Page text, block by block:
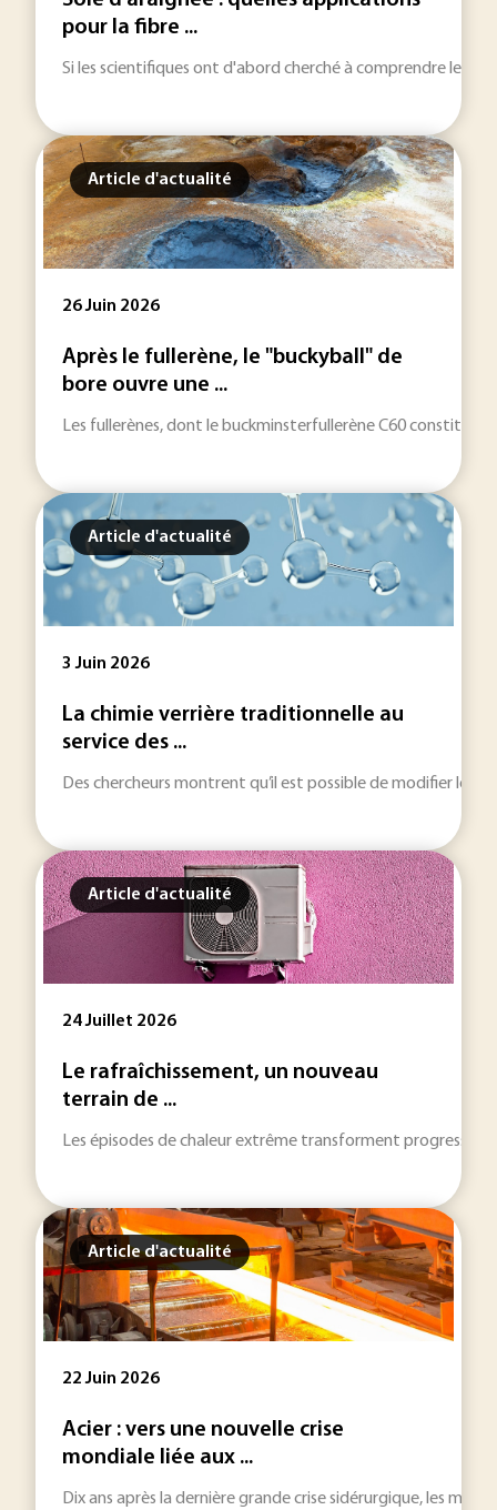
pour la fibre ...
Si les scientifiques ont d'abord cherché à comprendre les
Article d'actualité
26 Juin 2026
Après le fullerène, le "buckyball" de
bore ouvre une ...
Les fullerènes, dont le buckminsterfullerène C60 constitue
Article d'actualité
3 Juin 2026
La chimie verrière traditionnelle au
service des ...
Des chercheurs montrent qu’il est possible de modifier les
Article d'actualité
24 Juillet 2026
Le rafraîchissement, un nouveau
terrain de ...
Les épisodes de chaleur extrême transforment
Article d'actualité
22 Juin 2026
Acier : vers une nouvelle crise
mondiale liée aux ...
Dix ans après la dernière grande crise sidérurgique, les